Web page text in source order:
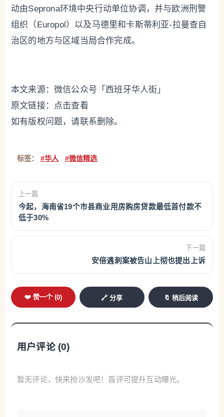
动由Seprona环境中央行动单位协调，并与欧洲刑警
组织（Europol）以及马德里和卡斯蒂利亚-拉曼查自
治区的地方与区域当局合作完成。
本文来源：微信公众号「西班牙华人街」
原文链接： 点击查看
如有版权问题，请联系删除。
标签： #华人 #微信精选
上一篇
今起，海南省19个市县商业用房购房贷款最低首付款不
低于30%
下一篇
安倍遇刺案被告山上彻也提出上诉
❤️ 赞一个 (0) 🔗 分享 🔖 稍后阅读
用户评论 (0)
暂无评论，快来抢沙发吧！首评可提升互动曝光。